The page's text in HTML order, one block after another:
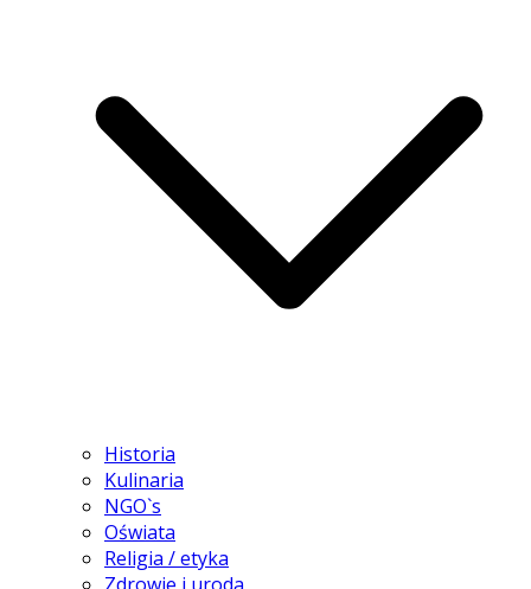
Historia
Kulinaria
NGO`s
Oświata
Religia / etyka